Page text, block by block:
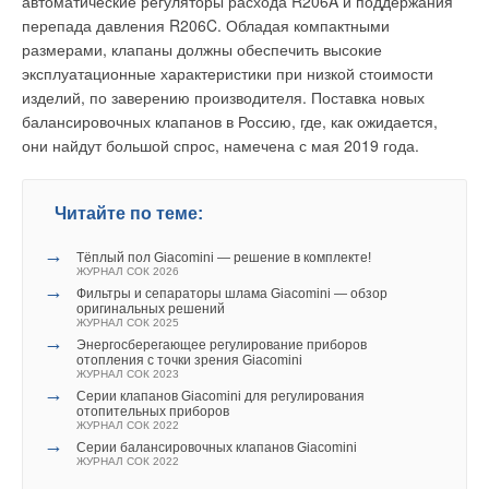
перепада давления R206C. Обладая компактными
размерами, клапаны должны обеспечить высокие
эксплуатационные характеристики при низкой стоимости
изделий, по заверению производителя. Поставка новых
балансировочных клапанов в Россию, где, как ожидается,
они найдут большой спрос, намечена с мая 2019 года.
Читайте по теме:
→ Тёплый пол Giacomini — решение в комплекте!
ЖУРНАЛ СОК 2026
→
Фильтры и сепараторы шлама Giacomini — обзор
оригинальных решений
ЖУРНАЛ СОК 2025
→
Энергосберегающее регулирование приборов
отопления с точки зрения Giacomini
ЖУРНАЛ СОК 2023
→
Серии клапанов Giacomini для регулирования
отопительных приборов
ЖУРНАЛ СОК 2022
→ Серии балансировочных клапанов Giacomini
ЖУРНАЛ СОК 2022
магистралей (с П-образными стояками).
Вариант 3.Условно принято, что подъёмный (главный) стояк
и горизонтальные участки идеально заизолированы, в
опускном стояке вода будет равномерно остывать от 80 до
60 °C:
стояке при температуреt= (80 + 60)/2 = 70 °C; 971,83 кг/м³
— плотность воды в главном стояке при температуре t = 80
Прототипом системы по варианту 3 является вертикальная
система водяного отопления с верхней разводкой.
Приведённые расчёты по формуле 1 подтвердили
результаты визуальных наблюдений, что «всякое
охлаждение воды в местах системы, лежащих выше
Однако такие автономные источники энергии (и дизельные, и
газопоршневые) в большинстве случаев ориентированы
только на использование газа и в основном продуктов
нефтепереработки.
Таким образом, назрела насущная необходимость развития
энергоснабжения.
Широкое использование автономных источников энергии,
работающих на местном топливе, отражает мировую
тенденцию к ресурсосбережению. Данное направление
интенсивно развивается в странах, имеющих значительные
запасы биоресурсов (леса, торфа и т.д.). Многие регионы
России обладают огромными запасами местного дешёвого
биотоплива, которые могут быть использованы в
энергетических целях. А использование энергии солнца и
ветра в России малоэффективно и дорого.